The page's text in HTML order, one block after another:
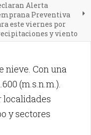
Alerta
Preventiva
este viernes por
y viento
nieve. Con una
(m.s.n.m.).
localidades
y sectores